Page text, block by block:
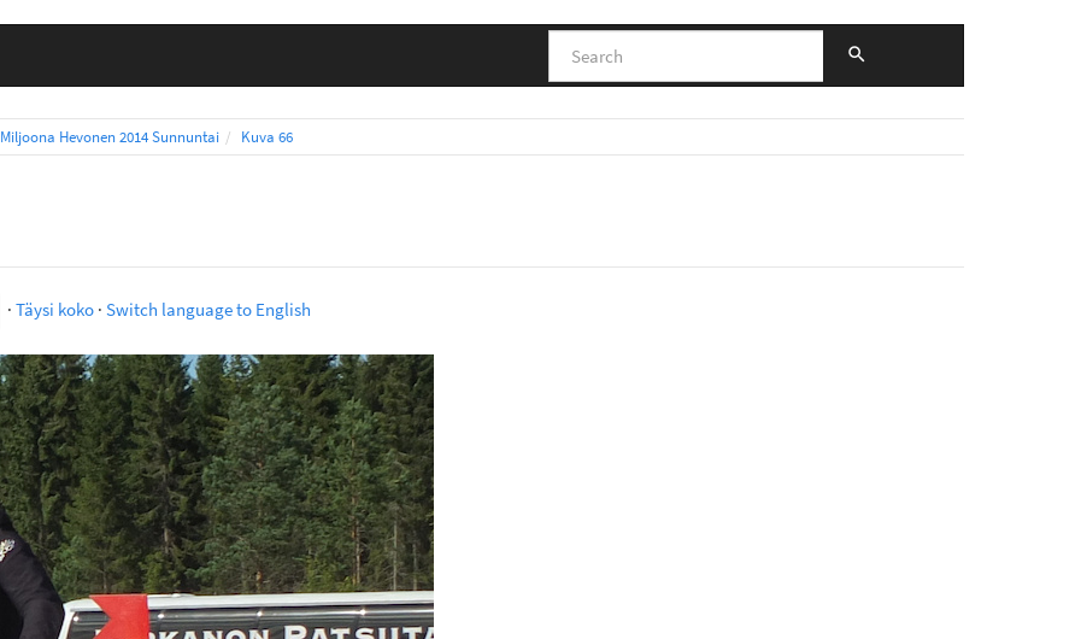
Miljoona Hevonen 2014 Sunnuntai Kuva 66
· Täysi koko · Switch language to English